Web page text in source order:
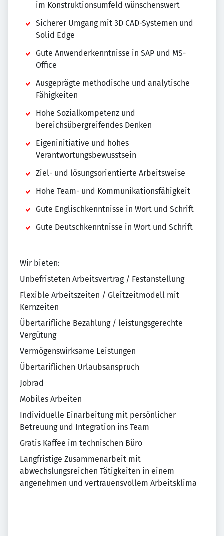
im Konstruktionsumfeld wünschenswert
Sicherer Umgang mit 3D CAD-Systemen und
Solid Edge
Gute Anwenderkenntnisse in SAP und MS-
Office
Ausgeprägte methodische und analytische
Fähigkeiten
Hohe Sozialkompetenz und
bereichsübergreifendes Denken
Eigeninitiative und hohes
Verantwortungsbewusstsein
Ziel- und lösungsorientierte Arbeitsweise
Hohe Team- und Kommunikationsfähigkeit
Gute Englischkenntnisse in Wort und Schrift
Gute Deutschkenntnisse in Wort und Schrift
Wir bieten:
Unbefristeten Arbeitsvertrag / Festanstellung
Flexible Arbeitszeiten / Gleitzeitmodell mit
Kernzeiten
Übertarifliche Bezahlung / leistungsgerechte
Vergütung
Vermögenswirksame Leistungen
Übertariflichen Urlaubsanspruch
Jobrad
Mobiles Arbeiten
Individuelle Einarbeitung mit persönlicher
Betreuung und Integration ins Team
Gratis Kaffee im technischen Büro
Langfristige Zusammenarbeit mit
abwechslungsreichen Tätigkeiten in einem
angenehmen und vertrauensvollem Arbeitsklima